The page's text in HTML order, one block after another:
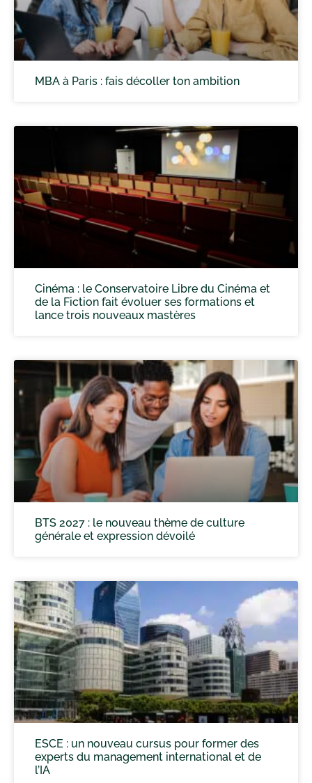
MBA à Paris : fais décoller ton ambition
Cinéma : le Conservatoire Libre du Cinéma et
de la Fiction fait évoluer ses formations et
lance trois nouveaux mastères
BTS 2027 : le nouveau thème de culture
générale et expression dévoilé
ESCE : un nouveau cursus pour former des
experts du management international et de
l’IA